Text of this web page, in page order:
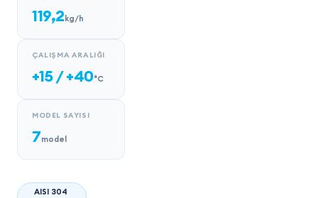
119,2 kg/h
ÇALIŞMA ARALIĞI
+15 / +40°C
MODEL SAYISI
7model
AISI 304